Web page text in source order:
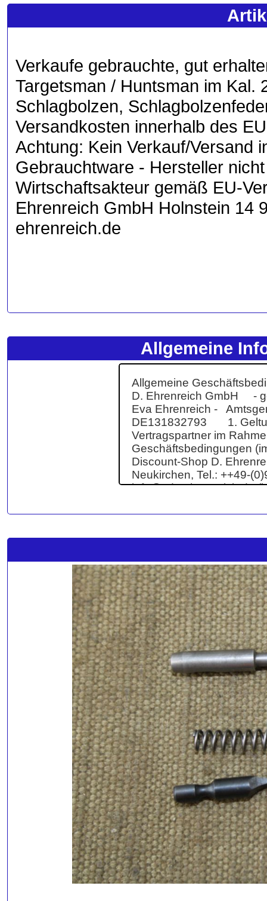
Verkaufe gebrauchte, gut
Targetsman / Huntsman im Kal.
Schlagbolzen,
Versandkosten innerhalb des
Achtung: Kein Verkauf/Versand
Gebrauchtware - Hersteller
Wirtschaftsakteur gemäß EU-
Ehrenreich GmbH Holnstein 14
ehrenreich.de
Allgemeine